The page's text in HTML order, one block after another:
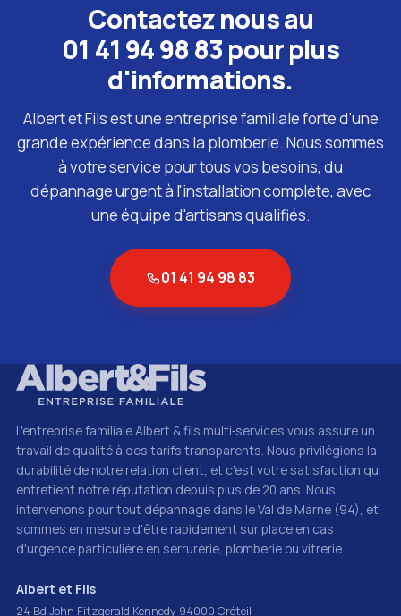
Contactez nous au
01 41 94 98 83 pour plus
d'informations.
Albert et Fils est une entreprise familiale forte d'une
grande expérience dans la plomberie. Nous sommes
à votre service pour tous vos besoins, du
dépannage urgent à l'installation complète, avec
une équipe d'artisans qualifiés.
01 41 94 98 83
L'entreprise familiale Albert & fils multi‑services vous assure un
travail de qualité à des tarifs transparents. Nous privilégions la
durabilité de notre relation client, et c'est votre satisfaction qui
entretient notre réputation depuis plus de 20 ans. Nous
intervenons pour tout dépannage dans le Val de Marne (94), et
sommes en mesure d'être rapidement sur place en cas
d'urgence particulière en serrurerie, plomberie ou vitrerie.
Albert et Fils
24 Bd John Fitzgerald Kennedy 94000 Créteil